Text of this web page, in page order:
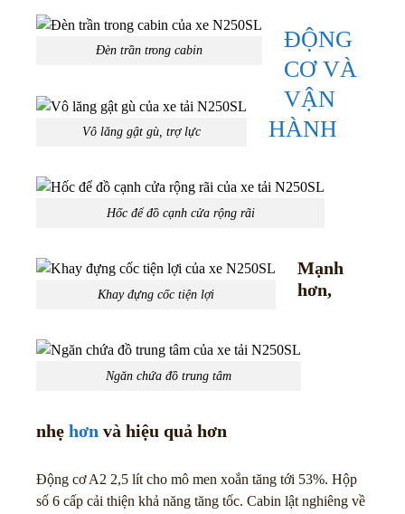
Đèn trần trong cabin
Vô lăng gật gù, trợ lực
Hốc để đồ cạnh cửa rộng rãi
Khay đựng cốc tiện lợi
Ngăn chứa đồ trung tâm
ĐỘNG
CƠ VÀ
VẬN
HÀNH
Mạnh
hơn,
nhẹ hơn và hiệu quả hơn
Động cơ A2 2,5 lít cho mô men xoắn tăng tới 53%. Hộp
số 6 cấp cải thiện khả năng tăng tốc. Cabin lật nghiêng về